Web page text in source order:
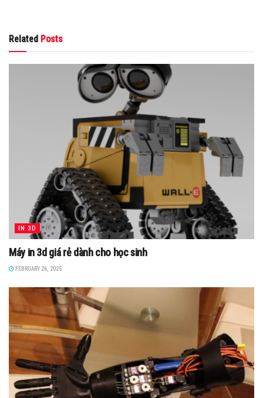
Related Posts
IN 3D
Máy in 3d giá rẻ dành cho học sinh
FEBRUARY 26, 2025